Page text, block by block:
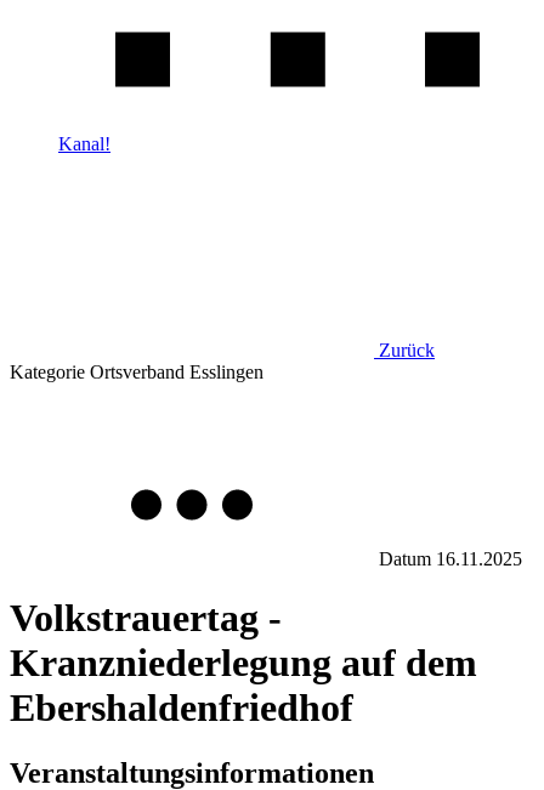
Kanal!
Zurück
Kategorie Ortsverband Esslingen
Datum 16.11.2025
Volkstrauertag -
Kranzniederlegung auf dem
Ebershaldenfriedhof
Veranstaltungsinformationen